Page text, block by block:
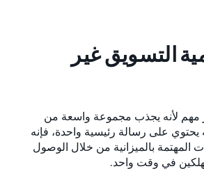
التسويق غير
مهم لأنه يجذب مجموعة واسعة من
يحتوي على رسالة رئيسية واحدة، فإنه
المهتمة بالميزانية من خلال الوصول
في وقت واحد.